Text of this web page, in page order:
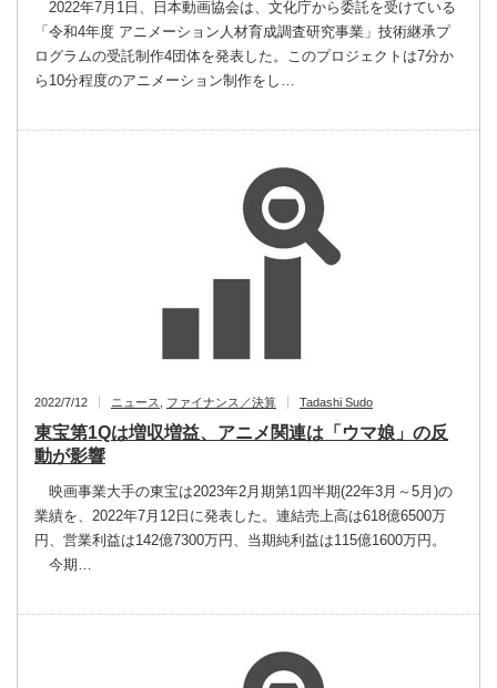
2022年7月1日、日本動画協会は、文化庁から委託を受けている
「令和4年度 アニメーション人材育成調査研究事業」技術継承プ
ログラムの受託制作4団体を発表した。このプロジェクトは7分か
ら10分程度のアニメーション制作をし…
2022/7/12 ニュース ファイナンス／決算 Tadashi Sudo
東宝第1Qは増収増益、アニメ関連は「ウマ娘」の反
動が影響
映画事業大手の東宝は2023年2月期第1四半期(22年3月～5月)の
業績を、2022年7月12日に発表した。連結売上高は618億6500万
円、営業利益は142億7300万円、当期純利益は115億1600万円。
今期…